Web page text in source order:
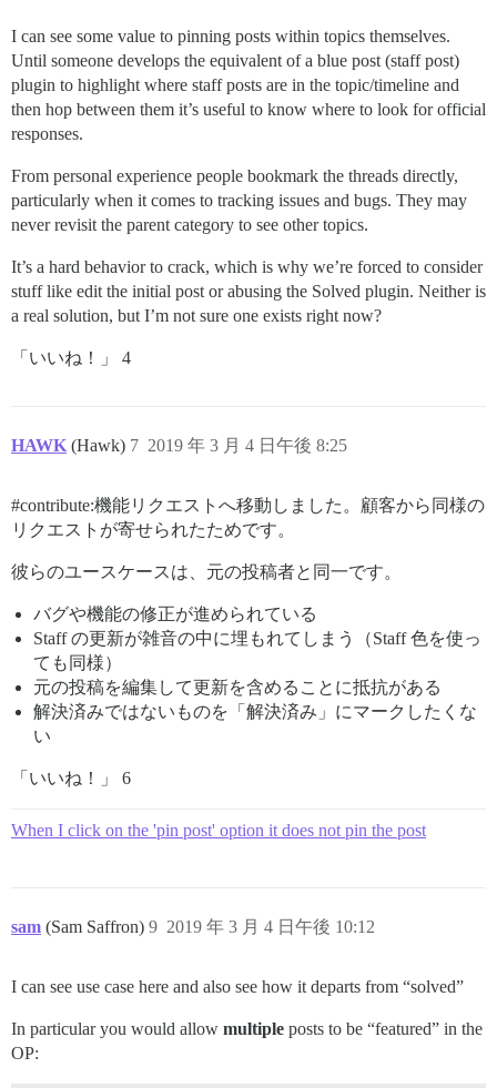
I can see some value to pinning posts within topics themselves.
Until someone develops the equivalent of a blue post (staff post)
plugin to highlight where staff posts are in the topic/timeline and
then hop between them it’s useful to know where to look for official
responses.
From personal experience people bookmark the threads directly,
particularly when it comes to tracking issues and bugs. They may
never revisit the parent category to see other topics.
It’s a hard behavior to crack, which is why we’re forced to consider
stuff like edit the initial post or abusing the Solved plugin. Neither is
a real solution, but I’m not sure one exists right now?
「いいね！」 4
HAWK (Hawk) 2019 年 3 月 4 日午後 8:25
7
#contribute:機能リクエストへ移動しました。顧客から同様の
リクエストが寄せられたためです。
彼らのユースケースは、元の投稿者と同一です。
バグや機能の修正が進められている
Staff の更新が雑音の中に埋もれてしまう（Staff 色を使っ
ても同様）
元の投稿を編集して更新を含めることに抵抗がある
解決済みではないものを「解決済み」にマークしたくな
い
「いいね！」 6
When I click on the 'pin post' option it does not pin the post
sam (Sam Saffron) 2019 年 3 月 4 日午後 10:12
9
I can see use case here and also see how it departs from “solved”
In particular you would allow multiple posts to be “featured” in the
OP: